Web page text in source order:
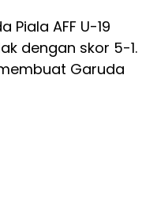
AFF U-19
dengan skor 5-1.
Garuda